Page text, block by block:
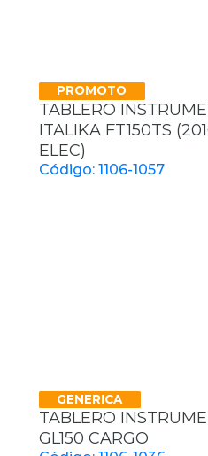
PROMOTO
TABLERO
ITALIKA FT150TS
ELEC)
Código: 1106-1057
GENERICA
TABLERO
GL150 CARGO